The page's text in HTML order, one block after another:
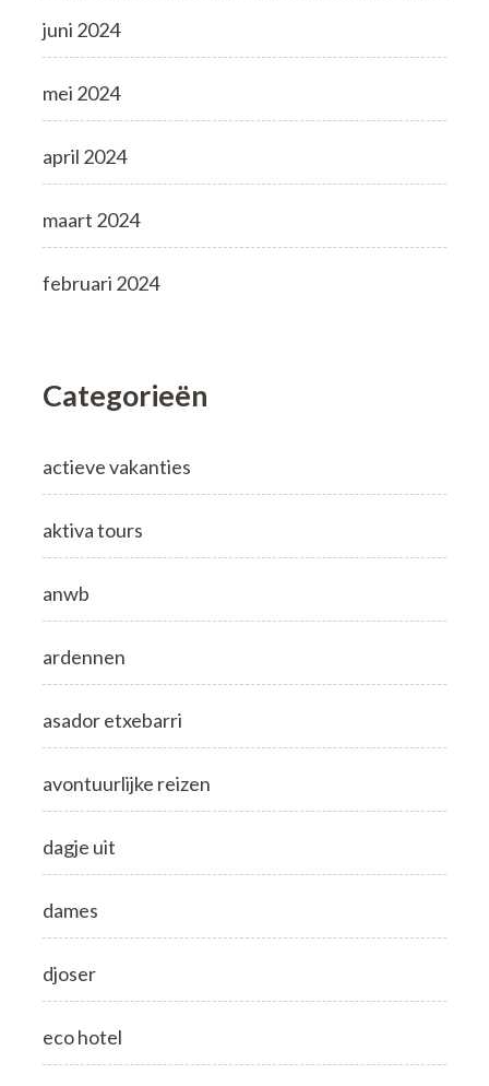
juni 2024
mei 2024
april 2024
maart 2024
februari 2024
Categorieën
actieve vakanties
aktiva tours
anwb
ardennen
asador etxebarri
avontuurlijke reizen
dagje uit
dames
djoser
eco hotel